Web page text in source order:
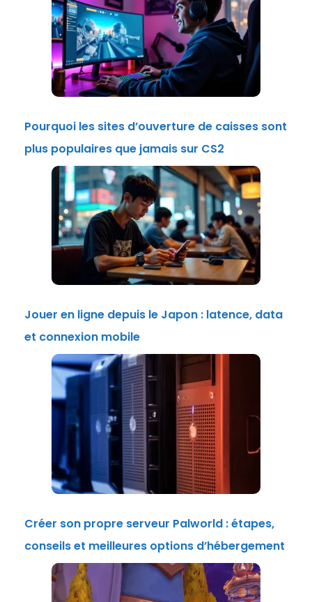
Pourquoi les sites d’ouverture de caisses sont
plus populaires que jamais sur CS2
Jouer en ligne depuis le Japon : latence, data
et connexion mobile
Créer son propre serveur Palworld : étapes,
conseils et meilleures options d’hébergement